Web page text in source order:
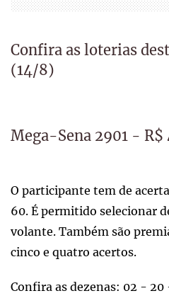
Confira as loterias
(14/8)
Mega-Sena 2901 -
O participante tem de
60. É permitido selecionar
volante. Também são
cinco e quatro acertos.
Confira as dezenas: 02 -